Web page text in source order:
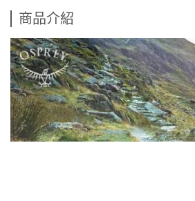
商品介紹